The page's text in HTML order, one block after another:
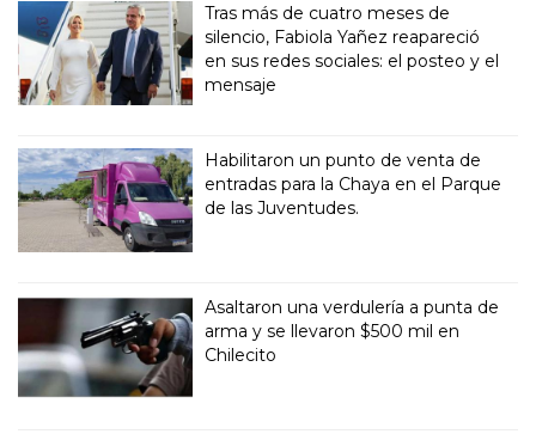
Tras más de cuatro meses de
silencio, Fabiola Yañez reapareció
en sus redes sociales: el posteo y el
mensaje
Habilitaron un punto de venta de
entradas para la Chaya en el Parque
de las Juventudes.
Asaltaron una verdulería a punta de
arma y se llevaron $500 mil en
Chilecito